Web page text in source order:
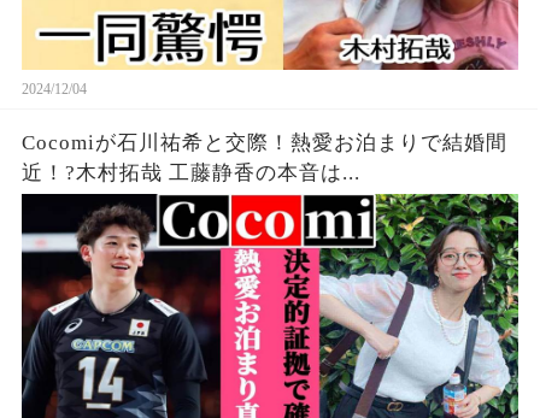
2024/12/04
Cocomiが石川祐希と交際！熱愛お泊まりで結婚間
近！?木村拓哉 工藤静香の本音は...